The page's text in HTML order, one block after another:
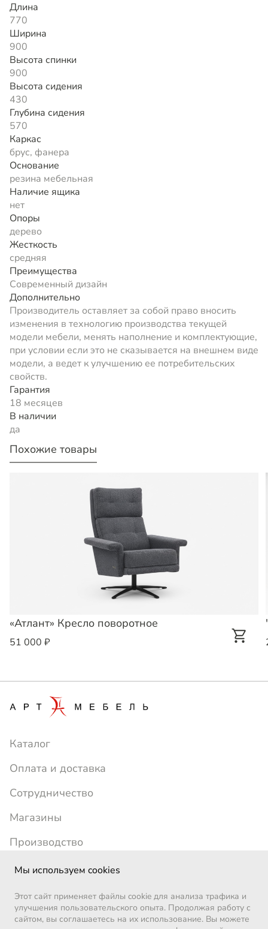
Длина
770
Ширина
900
Высота спинки
900
Высота сидения
430
Глубина сидения
570
Каркас
брус, фанера
Основание
резина мебельная
Наличие ящика
нет
Опоры
дерево
Жесткость
средняя
Преимущества
Современный дизайн
Дополнительно
Производитель оставляет за собой право вносить
изменения в технологию производства текущей
модели мебели, менять наполнение и комплектующие,
при условии если это не сказывается на внешнем виде
модели, а ведет к улучшению ее потребительских
свойств.
Гарантия
18 месяцев
В наличии
да
Похожие товары
«Атлант» Кресло поворотное
51 000 ₽
Каталог
Оплата и доставка
Сотрудничество
Магазины
Производство
artmebel1996@yandex.ru
Позвоните мне
ВКонтакте
Мы используем cookies
Этот сайт применяет файлы cookie для анализа трафика и
улучшения пользовательского опыта. Продолжая работу с
сайтом, вы соглашаетесь на их использование. Вы можете